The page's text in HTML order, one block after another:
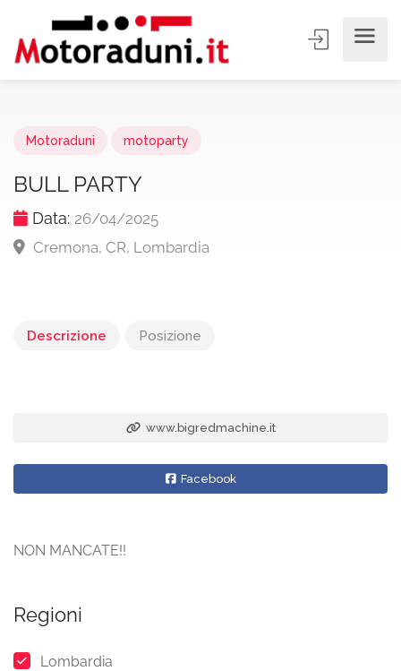
Motoraduni motoparty
BULL PARTY
Data: 26/04/2025
Cremona, CR, Lombardia
Descrizione Posizione
www.bigredmachine.it
Facebook
NON MANCATE!!
Regioni
Lombardia